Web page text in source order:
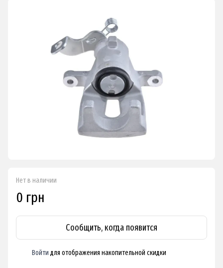
Нет в наличии
0 грн
Сообщить, когда появится
Войти для отображения накопительной скидки